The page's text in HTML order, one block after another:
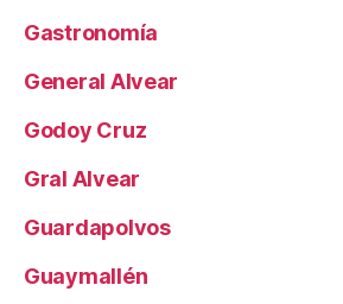
Gastronomía
General Alvear
Godoy Cruz
Gral Alvear
Guardapolvos
Guaymallén